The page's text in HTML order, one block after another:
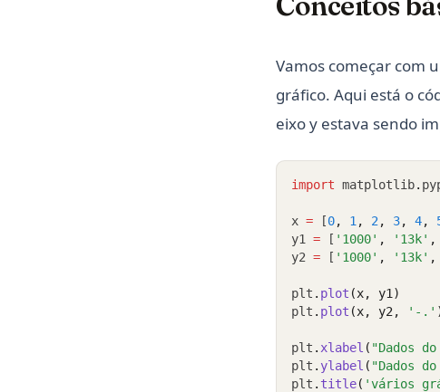
Vamos começar com
gráfico. Aqui está o
eixo y estava sendo
import matplotlib.
x = [0, 1 , 2 , 3, 4,
y1 = [ '1000' , '13k' ,
y2 = [ '1000' , '13k' ,
plt . plot (x, y1)
plt . plot (x, y2, '-.'
plt . xlabel ( "Dados
plt . ylabel ( "Dados
plt . title( 'vários